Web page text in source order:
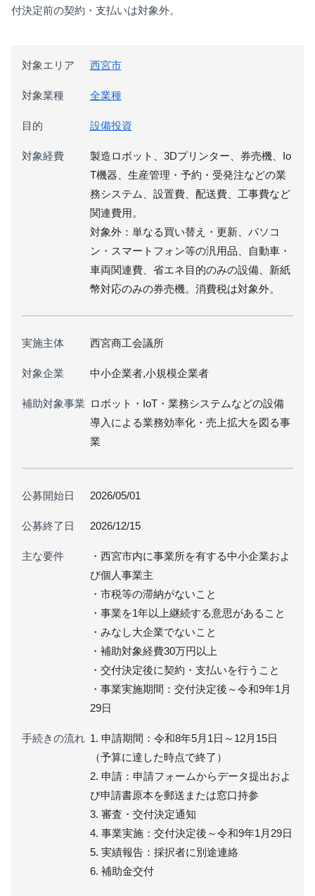
付決定前の契約・支払いは対象外。
対象エリア 西宮市
対象業種 全業種
目的 設備投資
対象経費
製造ロボット、3Dプリンター、券売機、Io
T機器、生産管理・予約・受発注などの業
務システム、設置費、配送費、工事費など
関連費用。
対象外：単なる買い替え・更新、パソコ
ン・スマートフォン等の汎用品、自動車・
車両関連費、省エネ目的のみの設備、新紙
幣対応のみの券売機。消費税は対象外。
実施主体 西宮商工会議所
対象企業 中小企業者,小規模企業者
補助対象事業 ロボット・IoT・業務システムなどの設備
導入による業務効率化・売上拡大を図る事
業
公募開始日 2026/05/01
公募終了日 2026/12/15
主な要件
・西宮市内に事業所を有する中小企業およ
び個人事業主
・市税等の滞納がないこと
・事業を1年以上継続する意思があること
・みなし大企業でないこと
・補助対象経費30万円以上
・交付決定後に契約・支払いを行うこと
・事業実施期間：交付決定後～令和9年1月
29日
手続きの流れ 1. 申請期間：令和8年5月1日～12月15日
（予算に達した時点で終了）
2. 申請：申請フォームからデータ提出およ
び申請書原本を郵送または窓口持参
3. 審査・交付決定通知
4. 事業実施：交付決定後～令和9年1月29日
5. 実績報告：採択者に別途連絡
6. 補助金交付